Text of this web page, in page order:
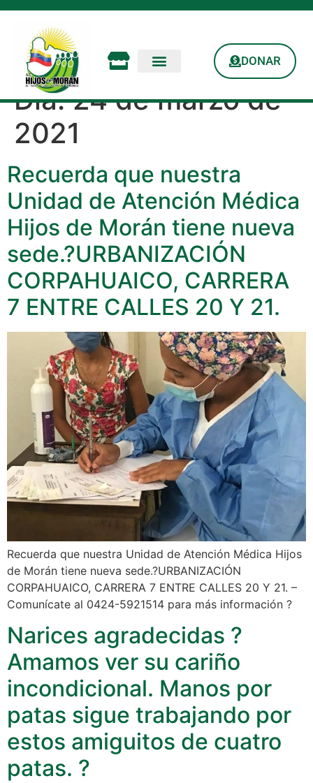
DONAR
Día:24 de marzo de
2021
Recuerda que nuestra
Unidad de Atención Médica
Hijos de Morán tiene nueva
sede.?URBANIZACIÓN
CORPAHUAICO, CARRERA
7 ENTRE CALLES 20 Y 21.
Recuerda que nuestra Unidad de Atención Médica Hijos
de Morán tiene nueva sede.?URBANIZACIÓN
CORPAHUAICO, CARRERA 7 ENTRE CALLES 20 Y 21. –
Comunícate al 0424-5921514 para más información ?
Narices agradecidas ?
Amamos ver su cariño
incondicional. Manos por
patas sigue trabajando por
estos amiguitos de cuatro
patas. ?